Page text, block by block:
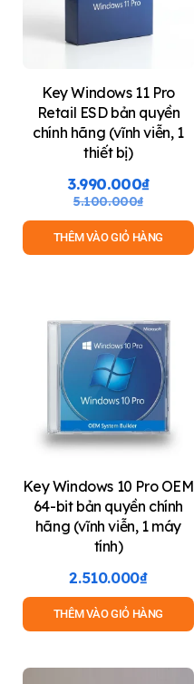
Key Windows 11 Pro
Retail ESD bản quyền
chính hãng (vĩnh viễn, 1
thiết bị)
5.100.000₫
3.990.000₫
THÊM VÀO GIỎ HÀNG
Key Windows 10 Pro OEM
64-bit bản quyền chính
hãng (vĩnh viễn, 1 máy
tính)
2.510.000₫
THÊM VÀO GIỎ HÀNG